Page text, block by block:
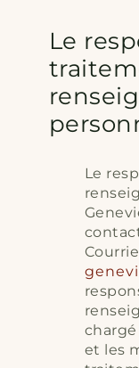
Le
Le
et les